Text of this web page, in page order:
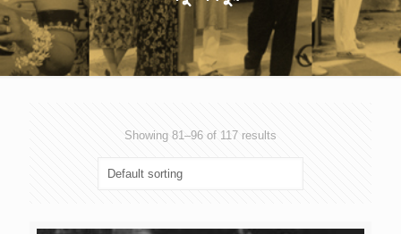
Showing 81–96 of 117 results